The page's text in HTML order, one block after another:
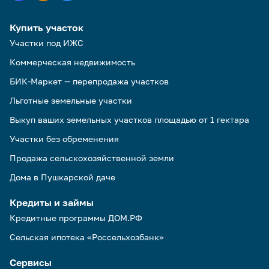
Купить участок
Участки под ИЖС
Коммерческая недвижимость
БИК-Маркет — перепродажа участков
Льготные земельные участки
Выкуп ваших земельных участков площадью от 1 гектара
Участки без обременения
Продажа сельскохозяйственной земли
Дома в Пушкарской даче
Кредиты и займы
Кредитные программы ДОМ.РФ
Сельская ипотека «Россельхозбанк»
Сервисы